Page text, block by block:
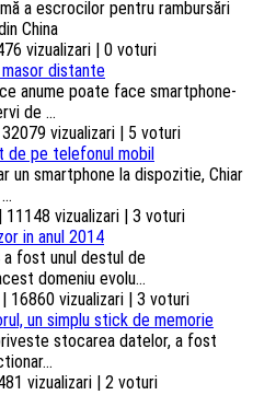
vizualizari | 0 voturi
distante
anume poate face smartphone-
de ...
vizualizari | 5 voturi
de pe telefonul mobil
un smartphone la dispozitie, Chiar
vizualizari | 3 voturi
in anul 2014
a fost unul destul de
domeniu evolu...
16860 vizualizari | 3 voturi
un simplu stick de memorie
stocarea datelor, a fost
vizualizari | 2 voturi